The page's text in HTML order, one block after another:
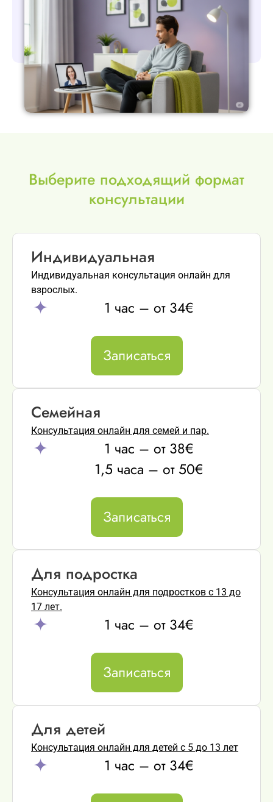
Выберите подходящий формат
консультации
Индивидуальная
Индивидуальная консультация онлайн для
взрослых.
1 час – от 34€
Записаться
Семейная
Консультация онлайн для семей и пар.
1 час – от 38€
1,5 часа – от 50€
Записаться
Для подростка
Консультация онлайн для подростков с 13 до
17 лет.
1 час – от 34€
Записаться
Для детей
Консультация онлайн для детей с 5 до 13 лет
1 час – от 34€